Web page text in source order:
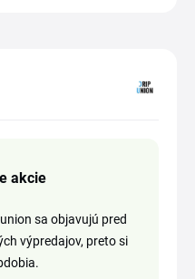
akcie
sa objavujú pred
výpredajov, preto si